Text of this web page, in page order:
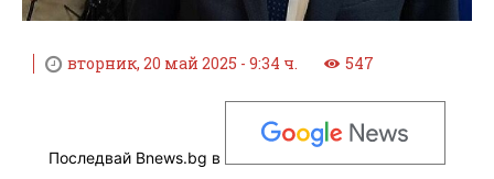
вторник, 20 май 2025 - 9:34 ч. 547
Последвай Bnews.bg в